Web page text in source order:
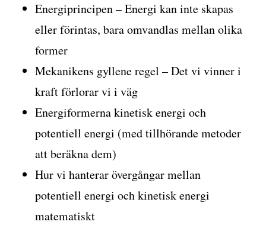
Energiprincipen – Energi kan inte skapas
eller förintas, bara omvandlas mellan olika
former
Mekanikens gyllene regel – Det vi vinner i
kraft förlorar vi i väg
Energiformerna kinetisk energi och
potentiell energi (med tillhörande metoder
att beräkna dem)
Hur vi hanterar övergångar mellan
potentiell energi och kinetisk energi
matematiskt